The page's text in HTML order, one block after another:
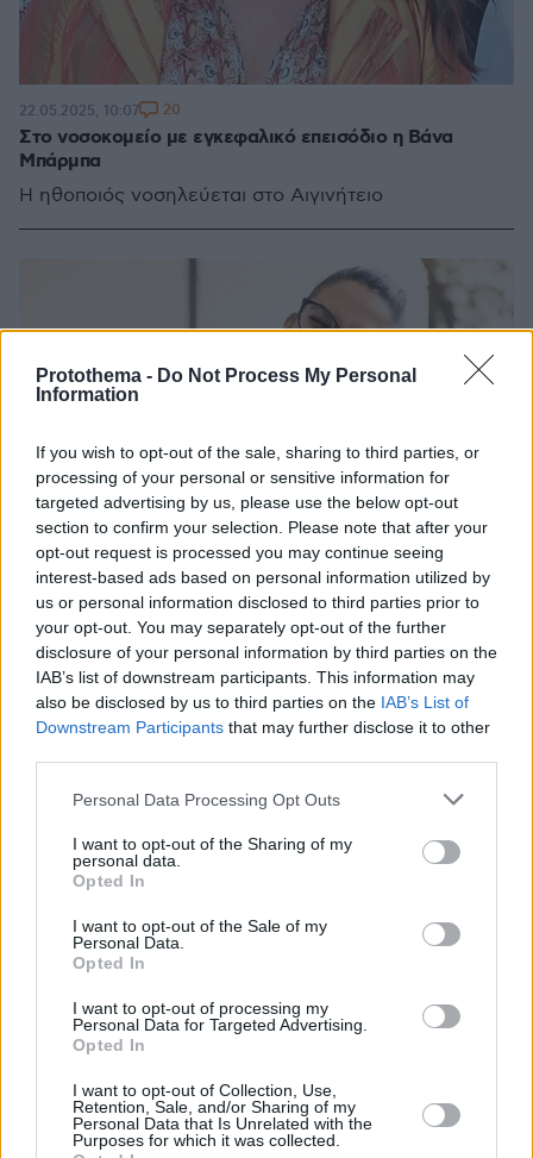
Protothema - Do Not Process My Personal
Information
If you wish to opt-out of the sale, sharing to third parties, or
processing of your personal or sensitive information for
targeted advertising by us, please use the below opt-out
section to confirm your selection. Please note that after your
opt-out request is processed you may continue seeing
interest-based ads based on personal information utilized by
us or personal information disclosed to third parties prior to
your opt-out. You may separately opt-out of the further
disclosure of your personal information by third parties on the
IAB’s list of downstream participants. This information may
also be disclosed by us to third parties on the IAB’s List of
Downstream Participants that may further disclose it to other
Please note that this website/app uses one or more Google
not limited to your visit or usage behaviour. You may click to
grant or deny consent to Google and its third-party tags to
use your data for below specified purposes in below Google
consent section.
Personal Data Processing Opt Outs
I want to opt-out of the Sharing of my
personal data.
Opted In
I want to opt-out of the Sale of my
Personal Data.
Opted In
I want to opt-out of processing my
Personal Data for Targeted Advertising.
Opted In
I want to opt-out of Collection, Use,
Retention, Sale, and/or Sharing of my
Personal Data that Is Unrelated with the
Purposes for which it was collected.
Στο νοσοκομείο με εγκεφαλικό επεισόδιο η Βάνα
Μπάρμπα
Η ηθοποιός νοσηλεύεται στο Αιγινήτειο
22.05.2025, 10:07 20
Aνορεξία: Ένας χνουδωτός σύμμαχος για την
Καθοριστική είναι η προσφορά του Βαγγέλη, του
σκύλου θεραπείας, στους ασθενείς με ψυχογενή
ανορεξία του Αιγινητείου Νοσοκομείου